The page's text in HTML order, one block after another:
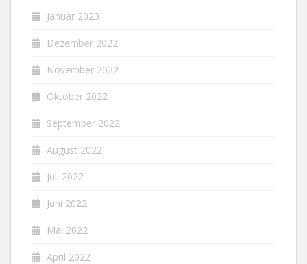
Januar 2023
Dezember 2022
November 2022
Oktober 2022
September 2022
August 2022
Juli 2022
Juni 2022
Mai 2022
April 2022